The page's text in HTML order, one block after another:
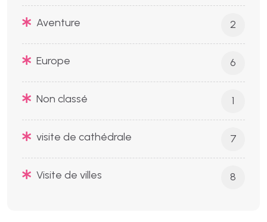
Aventure 2
Europe 6
Non classé 1
visite de cathédrale 7
Visite de villes 8